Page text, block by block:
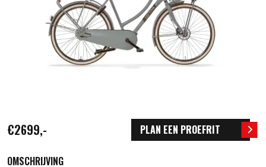
€2699,- PLAN EEN PROEFRIT
OMSCHRIJVING